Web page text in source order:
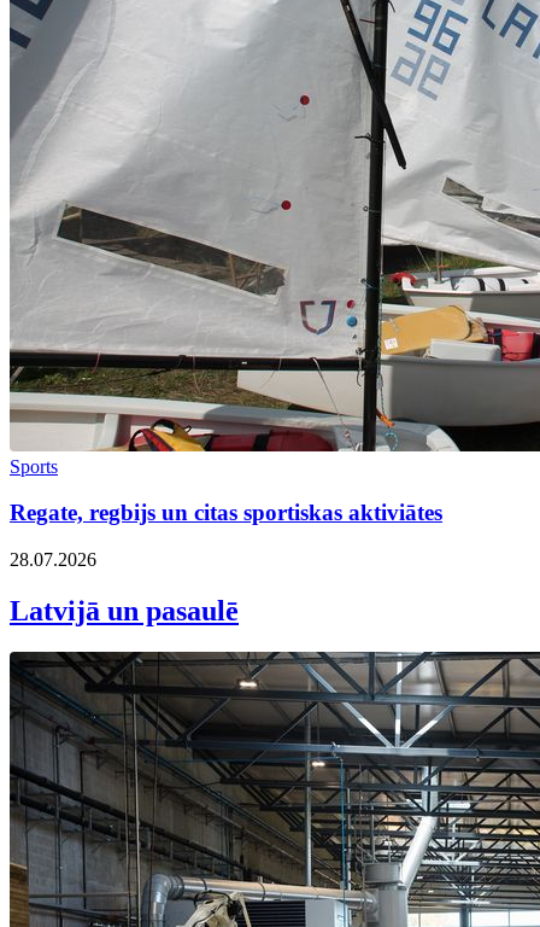
Sports
Regate, regbijs un citas sportiskas aktiviātes
28.07.2026
Latvijā un pasaulē